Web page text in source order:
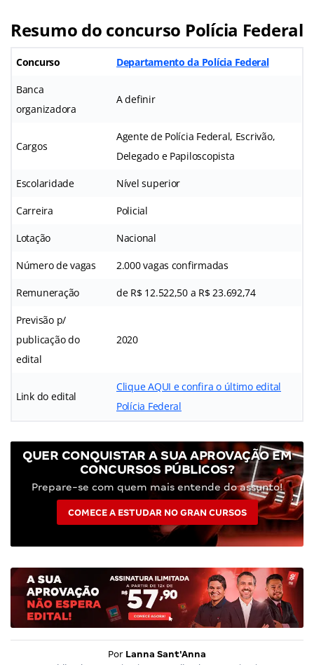
Resumo do concurso Polícia Federal
Concurso Departamento da Polícia Federal
Banca
organizadora
A definir
Cargos
Agente de Polícia Federal, Escrivão,
Delegado e Papiloscopista
Escolaridade Nível superior
Carreira Policial
Lotação Nacional
Número de vagas 2.000 vagas confirmadas
Remuneração de R$ 12.522,50 a R$ 23.692,74
Previsão p/
publicação do
edital
2020
Link do edital
Clique AQUI e confira o último edital
Polícia Federal
QUER CONQUISTAR A SUA APROVAÇÃO EM
CONCURSOS PÚBLICOS?
Prepare-se com quem mais entende do assunto!
COMECE A ESTUDAR NO GRAN CURSOS
Por Lanna Sant'Anna